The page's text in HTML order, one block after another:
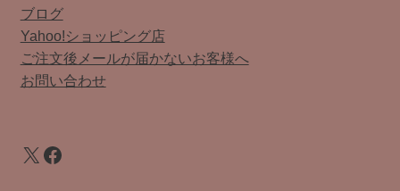
ブログ
Yahoo!ショッピング店
ご注文後メールが届かないお客様へ
お問い合わせ
X Facebook